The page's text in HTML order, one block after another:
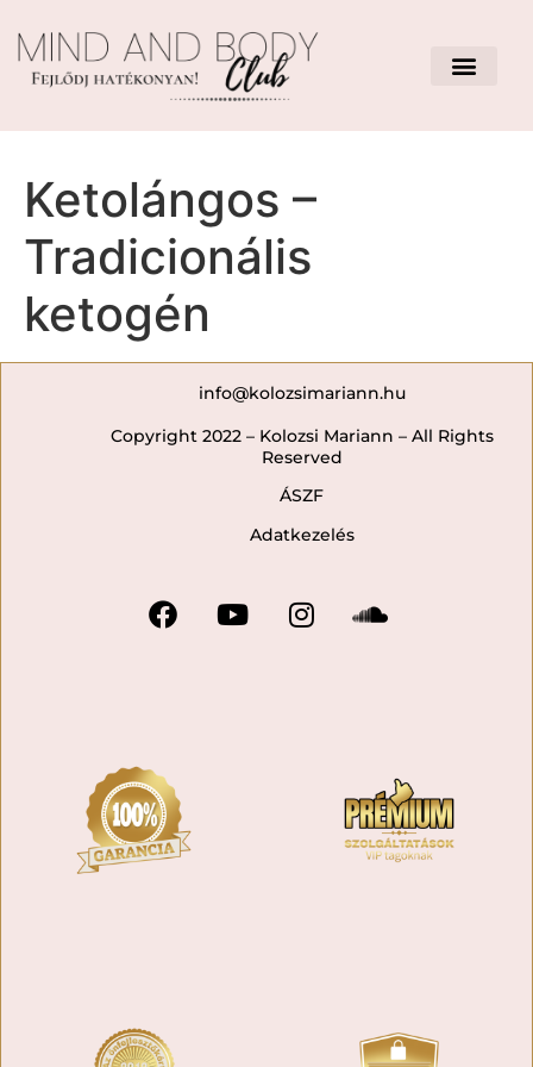
Ketolángos –
Tradicionális
ketogén
info@kolozsimariann.hu
Copyright 2022 – Kolozsi Mariann – All Rights
Reserved
ÁSZF
Adatkezelés